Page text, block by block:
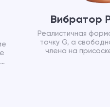
Вибратор
Реалистичная
точку G, а
члена на